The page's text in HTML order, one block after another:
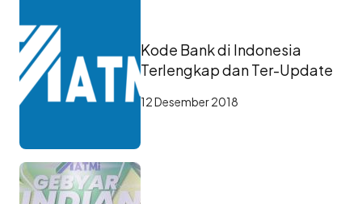
Kode Bank di Indonesia
Terlengkap dan Ter-Update
12 Desember 2018